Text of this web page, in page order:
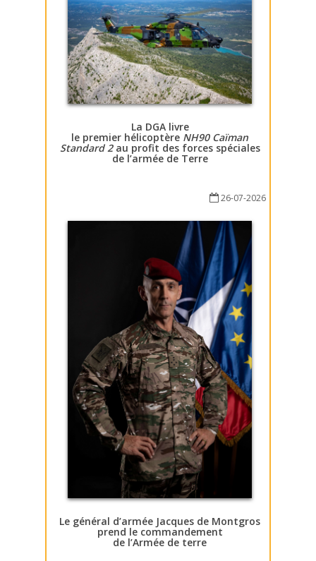
La DGA livre
le premier hélicoptère NH90 Caïman
Standard 2au profit des forces spéciales
de l’armée de Terre
26-07-2026
Le général d’armée Jacques de Montgros
prend le commandement
de l’Armée de terre